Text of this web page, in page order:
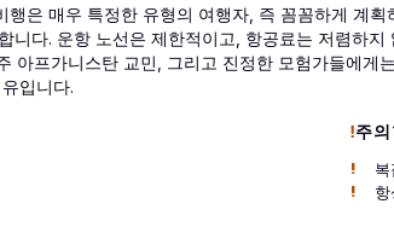
행은 매우 특정한 유형의 여행자, 즉 꼼꼼하게 계
니다. 운항 노선은 제한적이고, 항공료는 저렴하
아프가니스탄 교민, 그리고 진정한 모험가들에게
입니다.
주